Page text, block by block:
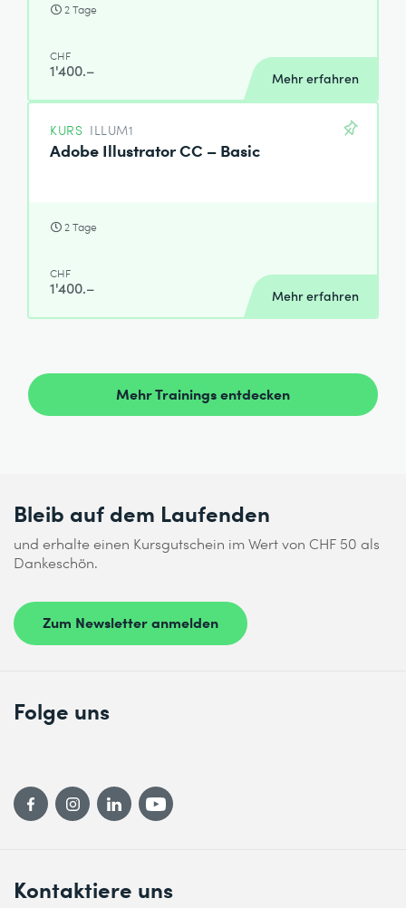
2 Tage
CHF
1'400.– Mehr erfahren
KURS ILLUM1
Adobe Illustrator CC – Basic
2 Tage
CHF
1'400.– Mehr erfahren
Mehr Trainings entdecken
Bleib auf dem Laufenden
und erhalte einen Kursgutschein im Wert von CHF 50 als
Dankeschön.
Zum Newsletter anmelden
Kontaktiere uns
Folge uns